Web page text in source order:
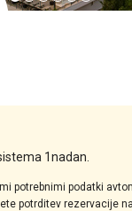
1nadan.
potrebnimi podatki
potrditev rezervacije